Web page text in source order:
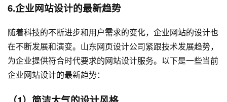
6.企业网站设计的最新趋势
随着科技的不断进步和用户需求的变化，企业网站的设计也
在不断发展和演变。山东网页设计公司紧跟技术发展趋势，
为企业提供符合时代要求的网站设计服务。以下是一些当前
企业网站设计的最新趋势：